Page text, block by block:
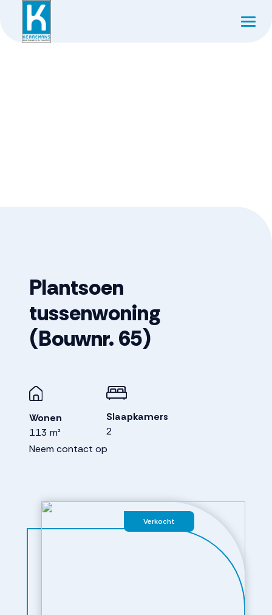
Verkocht
Plantsoen
tussenwoning
(Bouwnr. 65)
Wonen
113 m²
Slaapkamers
2
Neem contact op